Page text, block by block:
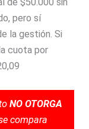
de $50.000 sin
pero sí
la gestión. Si
cuota por
NO OTORGA
compara